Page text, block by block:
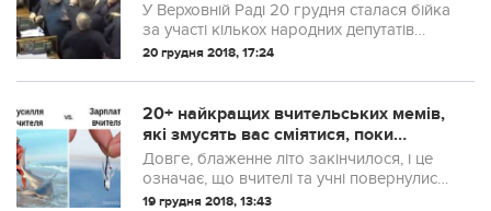
У Верховній Раді 20 грудня сталася бійка
за участі кількох народних депутатів
після голосування законопроекту про
української церкви. Одразу після
голосування до трибуни Ради підбіг
Вадим Новинський, а кілька депутатів...
20 грудня 2018, 17:24
20+ найкращих вчительських мемів,
які змусять вас сміятися, поки
вчителі плачуть
Довге, блаженне літо закінчилося, і це
означає, що вчителі та учні повернулись
до школи!
19 грудня 2018, 13:43